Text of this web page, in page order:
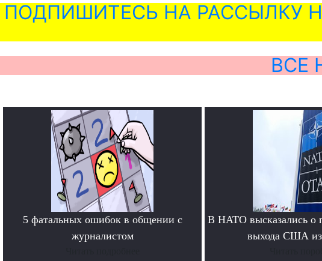
ПОДПИШИТЕСЬ НА РАССЫЛКУ
ВСЕ
5 фатальных ошибок в общении с
журналистом
В НАТО высказались о
выхода США из